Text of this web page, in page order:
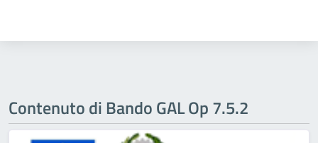
Contenuto di Bando GAL Op 7.5.2